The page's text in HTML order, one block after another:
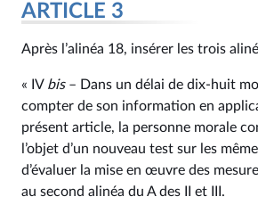
ARTICLE 3
Après l’alinéa 18, insérer les trois
« IV bis– Dans un délai de dix-huit
compter de son information en
présent article, la personne morale
l’objet d’un nouveau test sur les
d’évaluer la mise en œuvre des
au second alinéa du A des II et III.